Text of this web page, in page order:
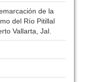
de la
del Río Pitillal
Vallarta, Jal.